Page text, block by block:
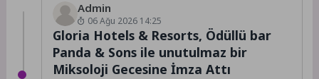
Admin
06 Ağu 2026 14:25
Gloria Hotels & Resorts, Ödüllü bar
Panda & Sons ile unutulmaz bir
Miksoloji Gecesine İmza Attı